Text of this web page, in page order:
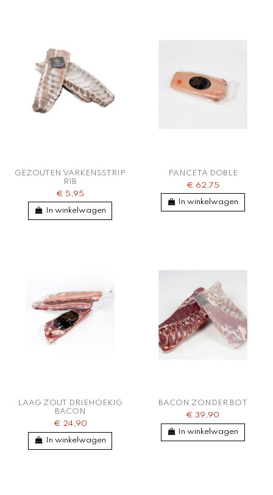
GEZOUTEN VARKENSSTRIP
RIB
€ 5,95
In winkelwagen
PANCETA DOBLE
€ 62,75
In winkelwagen
LAAG ZOUT DRIEHOEKIG
BACON
€ 24,90
In winkelwagen
BACON ZONDER BOT
€ 39,90
In winkelwagen